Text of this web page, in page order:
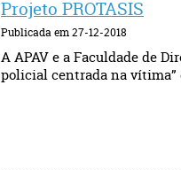
Projeto PROTASIS
Publicada em 27-12-2018
A APAV e a Faculdade de
policial centrada na vítima”